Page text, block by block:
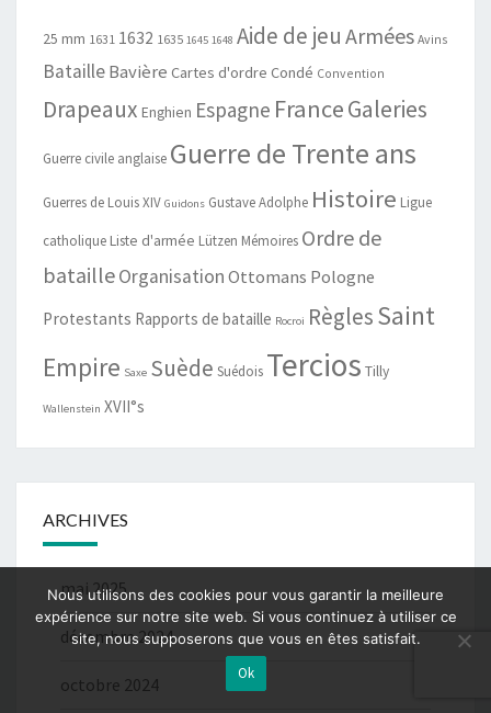
25 mm 1631 1632 1635 1645 1648 Aide de jeu Armées Avins
BatailleBavière Cartes d'ordre Condé Convention
Drapeaux Enghien Espagne FranceGaleries
Guerre civile anglaise Guerre de Trente ans
Guerres de Louis XIV Guidons Gustave Adolphe Histoire Ligue
catholiqueListe d'armée Lützen Mémoires Ordre de
batailleOrganisationOttomans Pologne
Protestants Rapports de bataille Rocroi RèglesSaint
Empire Saxe Suède Suédois Tercios Tilly
Wallenstein XVII°s
ARCHIVES
mai 2025
décembre 2024
octobre 2024
Nous utilisons des cookies pour vous garantir la meilleure
expérience sur notre site web. Si vous continuez à utiliser ce
site, nous supposerons que vous en êtes satisfait.
Ok